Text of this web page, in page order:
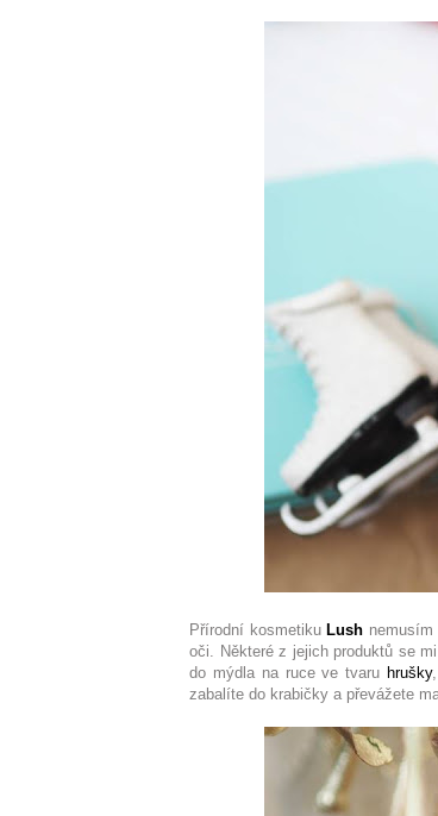
Přírodní kosmetiku Lush
oči. Některé z jejich produktů se
do mýdla na ruce ve tvaru hrušky
zabalíte do krabičky a převážete